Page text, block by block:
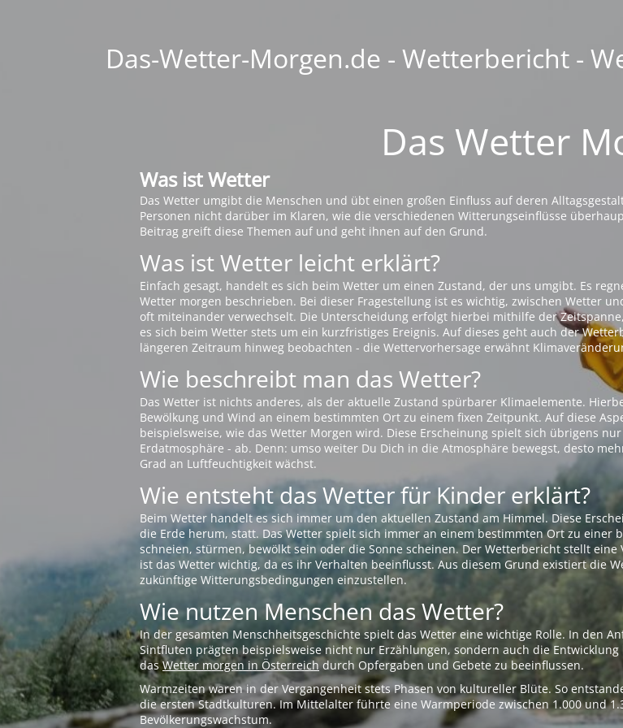
Das-Wetter-Morgen.de - Wetterbericht -
Das Wetter
Was ist Wetter
Das Wetter umgibt die Menschen und übt einen großen Einfluss auf deren
Personen nicht darüber im Klaren, wie die verschiedenen Witterungseinflüsse
Beitrag greift diese Themen auf und geht ihnen auf den Grund.
Was ist Wetter leicht erklärt?
Einfach gesagt, handelt es sich beim Wetter um einen Zustand, der uns umgibt. Es
Wetter morgen beschrieben. Bei dieser Fragestellung ist es wichtig, zwischen Wetter
oft miteinander verwechselt. Die Unterscheidung erfolgt hierbei mithilfe der
es sich beim Wetter stets um ein kurzfristiges Ereignis. Auf dieses geht auch der
längeren Zeitraum hinweg beobachten - die Wettervorhersage erwähnt
Wie beschreibt man das Wetter?
Das Wetter ist nichts anderes, als der aktuelle Zustand spürbarer Klimaelemente.
Bewölkung und Wind an einem bestimmten Ort zu einem fixen Zeitpunkt. Auf diese
beispielsweise, wie das Wetter Morgen wird. Diese Erscheinung spielt sich übrigens
Erdatmosphäre - ab. Denn: umso weiter Du Dich in die Atmosphäre bewegst, desto
Grad an Luftfeuchtigkeit wächst.
Wie entsteht das Wetter für Kinder erklärt?
Beim Wetter handelt es sich immer um den aktuellen Zustand am Himmel. Diese
die Erde herum, statt. Das Wetter spielt sich immer an einem bestimmten Ort zu einer
schneien, stürmen, bewölkt sein oder die Sonne scheinen. Der Wetterbericht stellt
ist das Wetter wichtig, da es ihr Verhalten beeinflusst. Aus diesem Grund existiert die
zukünftige Witterungsbedingungen einzustellen.
Wie nutzen Menschen das Wetter?
In der gesamten Menschheitsgeschichte spielt das Wetter eine wichtige Rolle. In den
Sintfluten prägten beispielsweise nicht nur Erzählungen, sondern auch die
dasWetter morgen in Österreichdurch Opfergaben und Gebete zu beeinflussen.
Warmzeiten waren in der Vergangenheit stets Phasen von kultureller Blüte. So
die ersten Stadtkulturen. Im Mittelalter führte eine Warmperiode zwischen 1.000 und
Bevölkerungswachstum.